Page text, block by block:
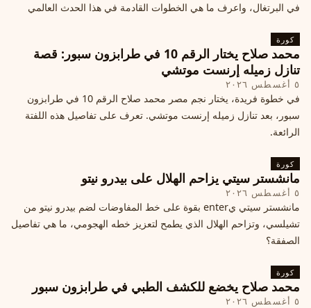
في البرتغال، واعرف ما هي الخطوات القادمة في هذا الحدث العالمي
كورة
محمد صلاح يختار الرقم 10 في طرابزون سبور: قصة
تنازل زميله إرنست موتشي
٥ أغسطس ٢٠٢٦
في خطوة فريدة، يختار نجم مصر محمد صلاح الرقم 10 في طرابزون
سبور، بعد تنازل زميله إرنست موتشي. تعرف على تفاصيل هذه اللفتة
الرائعة.
كورة
مانشستر سيتي يزاحم الهلال على بيدرو نيتو
٥ أغسطس ٢٠٢٦
مانشستر سيتي يenter بقوة على خط المفاوضات لضم بيدرو نيتو من
تشيلسي، وتزاحم الهلال الذي يطمح لتعزيز خطه الهجومي، ما هي تفاصيل
الصفقة؟
كورة
محمد صلاح يخضع للكشف الطبي في طرابزون سبور
٥ أغسطس ٢٠٢٦